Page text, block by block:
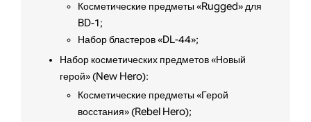
Косметические предметы «Rugged» для
BD-1;
Набор бластеров «DL-44»;
Набор косметических предметов «Новый
герой» (New Hero):
Косметические предметы «Герой
восстания» (Rebel Hero);